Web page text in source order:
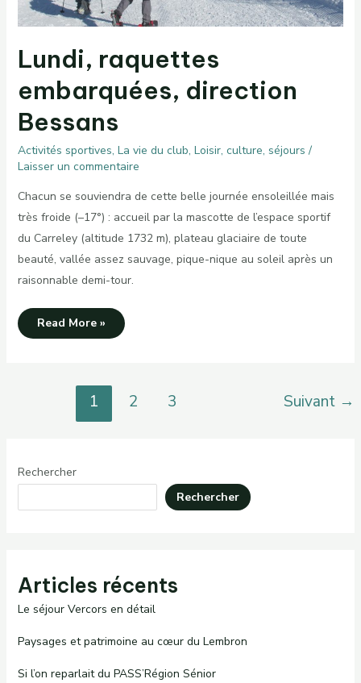
Lundi, raquettes
embarquées, direction
Bessans
Activités sportives, La vie du club, Loisir, culture, séjours /
Laisser un commentaire
Chacun se souviendra de cette belle journée ensoleillée mais
très froide (–17°) : accueil par la mascotte de l’espace sportif
du Carreley (altitude 1732 m), plateau glaciaire de toute
beauté, vallée assez sauvage, pique-nique au soleil après un
raisonnable demi-tour.
Lundi,
Read More »
1 2 3 Suivant →
Rechercher
Rechercher
Articles récents
Le séjour Vercors en détail
Paysages et patrimoine au cœur du Lembron
Si l’on reparlait du PASS’Région Sénior